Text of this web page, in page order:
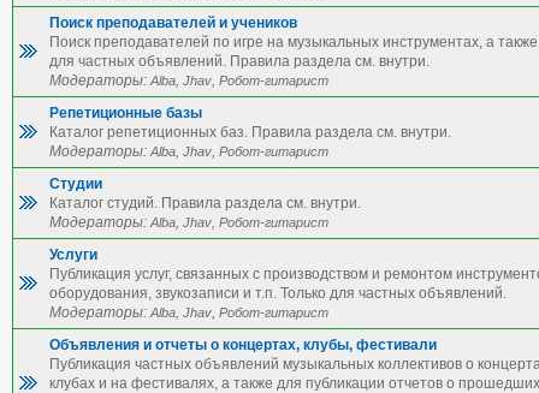
Поиск преподавателей и учеников
Поиск преподавателей по игре на музыкальных инструментах, а также
для частных объявлений. Правила раздела см. внутри.
Модераторы:Alba, Jhav, Робот-гитарист
Репетиционные базы
Каталог репетиционных баз. Правила раздела см. внутри.
Модераторы:Alba, Jhav, Робот-гитарист
Студии
Каталог студий. Правила раздела см. внутри.
Модераторы:Alba, Jhav, Робот-гитарист
Услуги
Публикация услуг, связанных с производством и ремонтом
оборудования, звукозаписи и т.п. Только для частных объявлений.
Модераторы:Alba, Jhav, Робот-гитарист
Объявления и отчеты о концертах, клубы, фестивали
Публикация частных объявлений музыкальных коллективов о
клубах и на фестивалях, а также для публикации отчетов о